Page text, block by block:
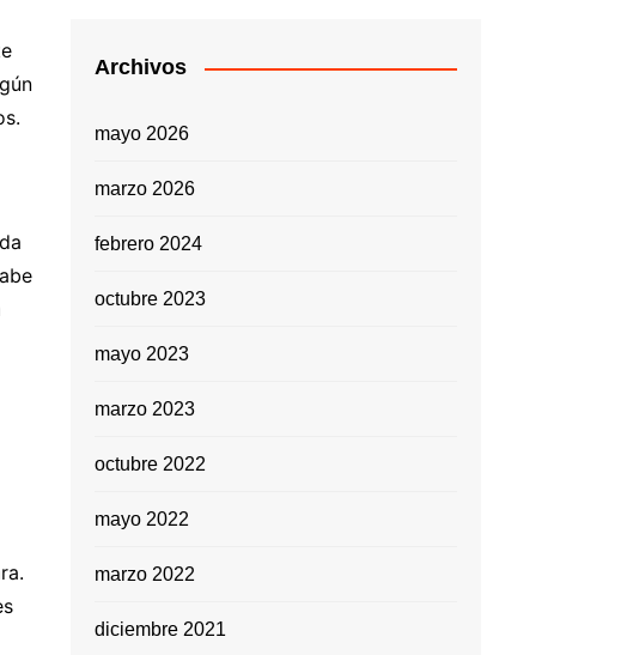
Archivos
mayo 2026
marzo 2026
febrero 2024
octubre 2023
mayo 2023
marzo 2023
octubre 2022
mayo 2022
marzo 2022
diciembre 2021